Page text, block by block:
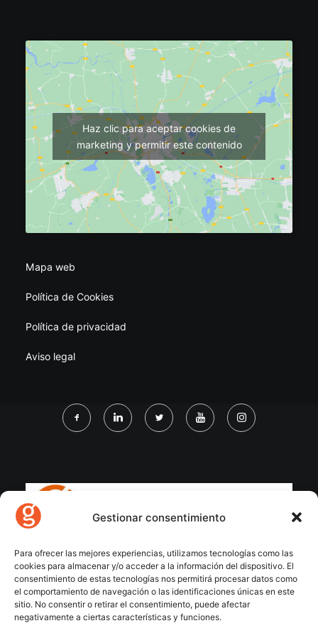
Gestionar consentimiento
Para ofrecer las mejores experiencias, utilizamos tecnologías como las
cookies para almacenar y/o acceder a la información del dispositivo. El
consentimiento de estas tecnologías nos permitirá procesar datos como
el comportamiento de navegación o las identificaciones únicas en este
sitio. No consentir o retirar el consentimiento, puede afectar
negativamente a ciertas características y funciones.
Haz clic para aceptar cookies de
marketing y permitir este contenido
Mapa web
Política de Cookies
Política de privacidad
Aviso legal